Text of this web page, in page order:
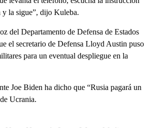
y la sigue”, dijo Kuleba.
del Departamento de Defensa de Estados
el secretario de Defensa Lloyd Austin puso
para un eventual despliegue en la
Joe Biden ha dicho que “Rusia pagará un
Ucrania.